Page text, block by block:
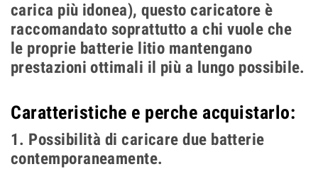
carica più idonea), questo caricatore è
raccomandato soprattutto a chi vuole che
le proprie batterie litio mantengano
prestazioni ottimali il più a lungo possibile.
Caratteristiche e perche acquistarlo:
1. Possibilità di caricare due batterie
contemporaneamente.